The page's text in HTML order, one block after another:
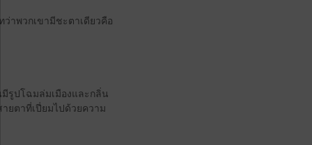
าพวกเขามีชะตาเดียวคือ
รูปโฉมล่มเมืองและกลิ่น
ยตาที่เปี่ยมไปด้วยความ